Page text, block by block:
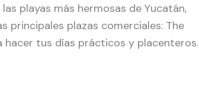
playas más hermosas de Yucatán,
principales plazas comerciales: The
hacer tus días prácticos y placenteros.